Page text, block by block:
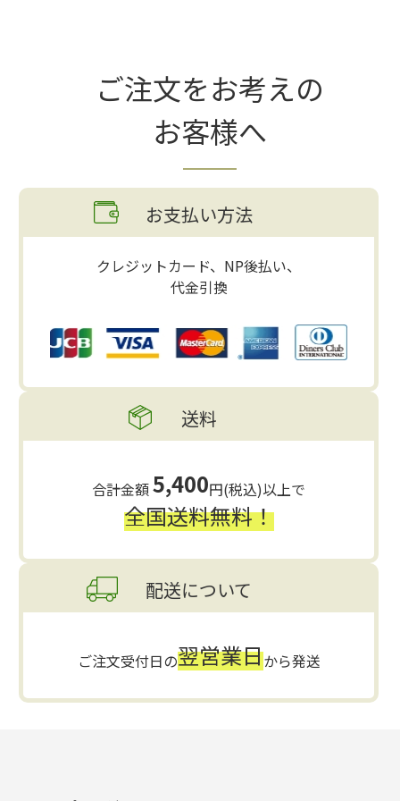
ご注文をお考えの
お客様へ
お支払い方法
クレジットカード、NP後払い、
代金引換
送料
合計金額5,400円(税込)以上で
全国送料無料！
配送について
ご注文受付日の翌営業日から発送